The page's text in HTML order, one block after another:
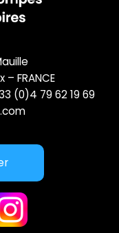
FRANCE
(0)4 79 62 19 69